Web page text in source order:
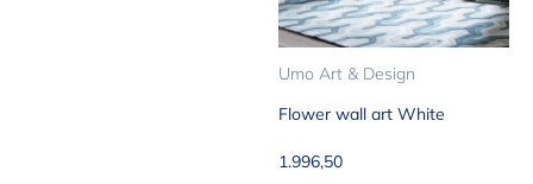
Umo Art & Design
Flower wall art White
Aanbiedingsprijs
1.996,50